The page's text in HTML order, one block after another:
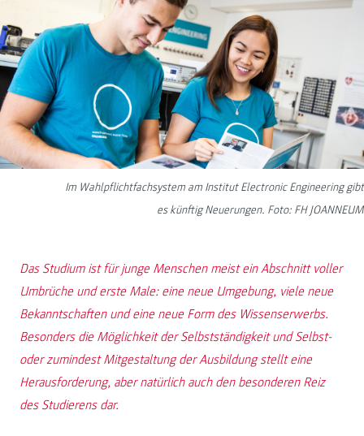
Im Wahlpflichtfachsystem am Institut Electronic Engineering gibt
es künftig Neuerungen. Foto: FH JOANNEUM
Das Studium ist für junge Menschen meist ein Abschnitt voller
Umbrüche und erste Male: eine neue Umgebung, viele neue
Bekanntschaften und eine neue Form des Wissenserwerbs.
Besonders die Möglichkeit der Selbstständigkeit und Selbst-
oder zumindest Mitgestaltung der Ausbildung stellt eine
Herausforderung, aber natürlich auch den besonderen Reiz
des Studierens dar.